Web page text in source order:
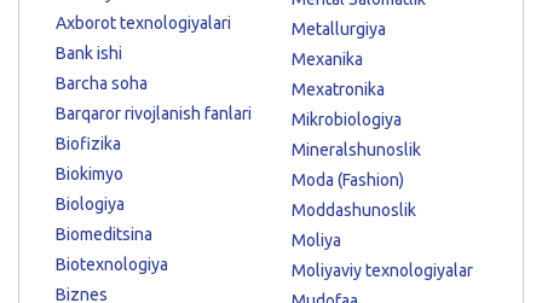
Axborot texnologiyalari
Bank ishi
Barcha soha
Barqaror rivojlanish fanlari
Biofizika
Biokimyo
Biologiya
Biomeditsina
Biotexnologiya
Biznes
Metallurgiya
Mexanika
Mexatronika
Mikrobiologiya
Mineralshunoslik
Moda (Fashion)
Moddashunoslik
Moliya
Moliyaviy texnologiyalar